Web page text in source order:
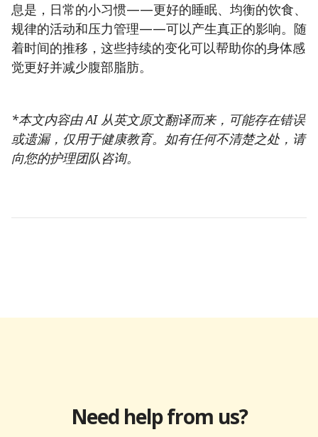
息是，日常的小习惯——更好的睡眠、均衡的饮食、
规律的活动和压力管理——可以产生真正的影响。随
着时间的推移，这些持续的变化可以帮助你的身体感
觉更好并减少腹部脂肪。
*本文内容由 AI 从英文原文翻译而来，可能存在错误
或遗漏，仅用于健康教育。如有任何不清楚之处，请
向您的护理团队咨询。
Need help from us?